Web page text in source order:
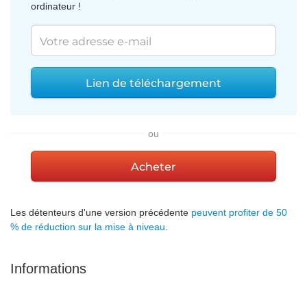
ordinateur !
Lien de téléchargement
ou
Acheter
Les détenteurs d'une version précédente peuvent profiter de 50
% de réduction sur la mise à niveau
Informations